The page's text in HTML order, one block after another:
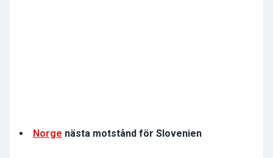
Norge nästa motstånd för Slovenien